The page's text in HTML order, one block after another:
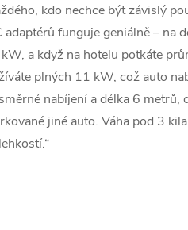
kdo nechce být závislý
funguje geniálně – na
a když na hotelu potkáte
plných 11 kW, což auto
nabíjení a délka 6 metrů,
jiné auto. Váha pod 3